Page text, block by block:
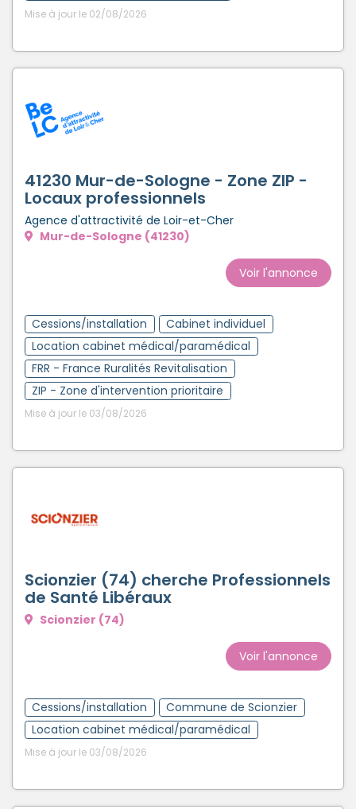
Mise à jour le 02/08/2026
41230 Mur-de-Sologne - Zone ZIP -
Locaux professionnels
Agence d'attractivité de Loir-et-Cher
Mur-de-Sologne (41230)
Voir l'annonce
Cessions/installation
Cabinet individuel
Location cabinet médical/paramédical
FRR - France Ruralités Revitalisation
ZIP - Zone d'intervention prioritaire
Mise à jour le 03/08/2026
Scionzier (74) cherche Professionnels
de Santé Libéraux
Scionzier (74)
Voir l'annonce
Cessions/installation
Commune de Scionzier
Location cabinet médical/paramédical
Mise à jour le 03/08/2026